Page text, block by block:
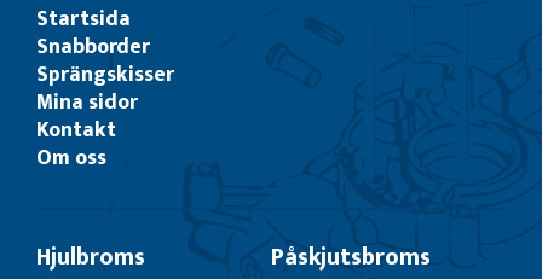
Startsida
Snabborder
Sprängskisser
Mina sidor
Kontakt
Om oss
Hjulbroms Påskjutsbroms